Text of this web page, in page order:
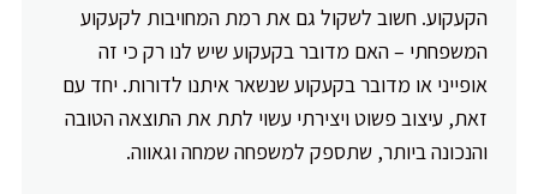
הקעקוע. חשוב לשקול גם את רמת המחויבות לקעקוע
המשפחתי – האם מדובר בקעקוע שיש לנו רק כי זה
אופייני או מדובר בקעקוע שנשאר איתנו לדורות. יחד עם
זאת, עיצוב פשוט ויצירתי עשוי לתת את התוצאה הטובה
והנכונה ביותר, שתספק למשפחה שמחה וגאווה.